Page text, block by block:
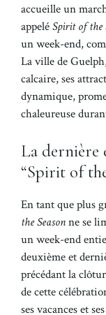
accueille un
appeléSpirit of the
un week-end,
La ville de
calcaire, ses
dynamique,
chaleureuse
La dernière
“Spirit of
En tant que plus
the Seasonne se
un week-end
deuxième et
précédant la
de cette
ses vacances et